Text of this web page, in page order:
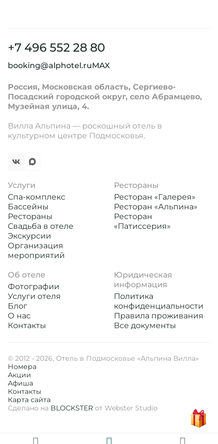
Применить
Применить
+7 496 552 28 80
booking@alphotel.ruMAX
Россия, Московская область, Сергиево-
Посадский городской округ, село Абрамцево,
Музейная улица, 4.
Вилла Альпина — роскошный отель в
культурном центре Подмосковья.
Услуги
Спа-комплекс
Бассейны
Рестораны
Свадьба в отеле
Экскурсии
Организация
мероприятий
Рестораны
Ресторан «Галерея»
Ресторан «Альпина»
Ресторан
«Патиссерия»
Об отеле
Фотографии
Услуги отеля
Блог
О нас
Контакты
Юридическая
информация
Политика
конфиденциальности
Правила проживания
Все документы
© 2012 - 2026, Отель в Подмосковье «Альпина Вилла»
Номера
Акции
Афиша
Контакты
Карта сайта
Сделано на BLOCKSTER от Webster Studio